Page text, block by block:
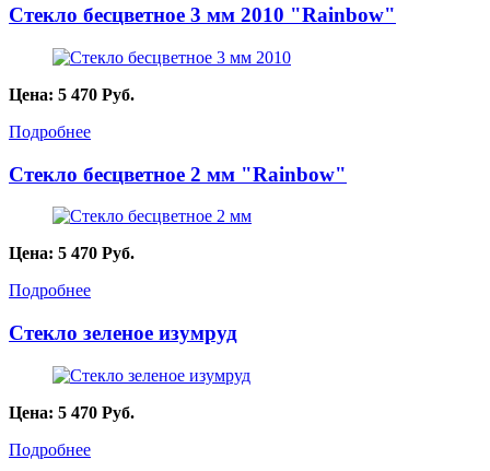
Стекло бесцветное 3 мм 2010 "Rainbow"
Цена: 5 470 Руб.
Подробнее
Стекло бесцветное 2 мм "Rainbow"
Цена: 5 470 Руб.
Подробнее
Стекло зеленое изумруд
Цена: 5 470 Руб.
Подробнее